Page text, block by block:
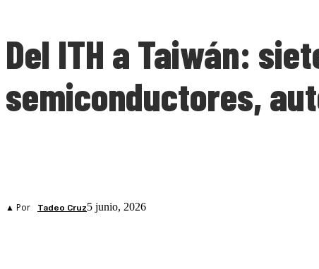
Del ITH a Taiwán:
semiconductores,
▲ Por Tadeo Cruz5 junio, 2026